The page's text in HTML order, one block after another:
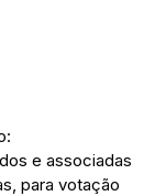
e associadas
para votação